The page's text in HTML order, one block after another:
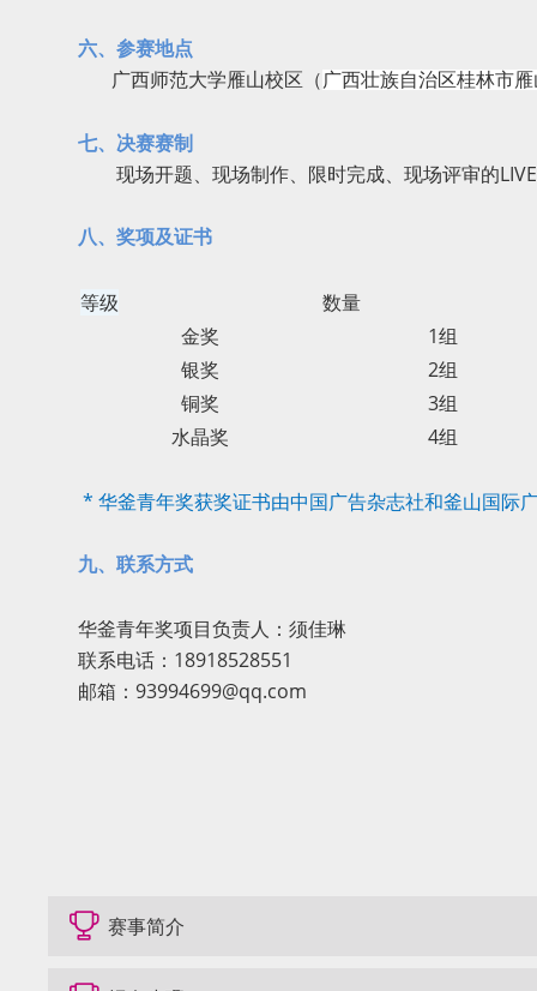
六、参赛地点
广西师范大学雁山校区（ 广西壮族自治区桂林市
七、决赛赛制
现场开题、现场制作、限时完成、现场评审的
八、奖项及证书
等级
数量
金奖
1组
银奖
2组
铜奖
3组
水晶奖
4组
* 华釜青年奖获奖证书由中国广告杂志社和釜山国际
九、联系方式
华釜青年奖项目负责人：须佳琳
联系电话：18918528551
邮箱：93994699@qq.com
赛事简介